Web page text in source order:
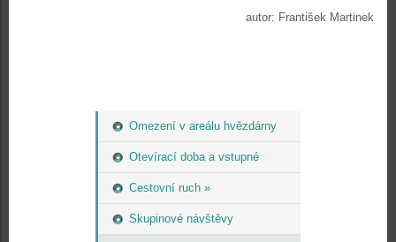
Omezení v areálu hvězdárny
Otevírací doba a vstupné
Cestovní ruch »
Skupinové návštěvy
autor: František Martinek